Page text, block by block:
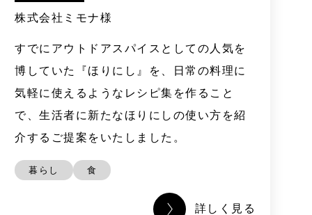
株式会社ミモナ様
すでにアウトドアスパイスとしての人気を
博していた『ほりにし』を、日常の料理に
気軽に使えるようなレシピ集を作ること
で、生活者に新たなほりにしの使い方を紹
介するご提案をいたしました。
暮らし 食
詳しく見る